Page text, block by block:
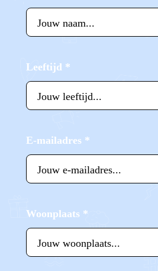
Leeftijd *
E-mailadres *
Woonplaats *